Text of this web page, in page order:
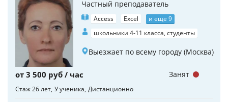
Частный преподаватель
Access Excel
и еще 9
школьники 4-11 класса, студенты
Выезжает по всему городу (Москва)
от 3 500 руб / час
Стаж 26 лет У ученика Дистанционно
Занят